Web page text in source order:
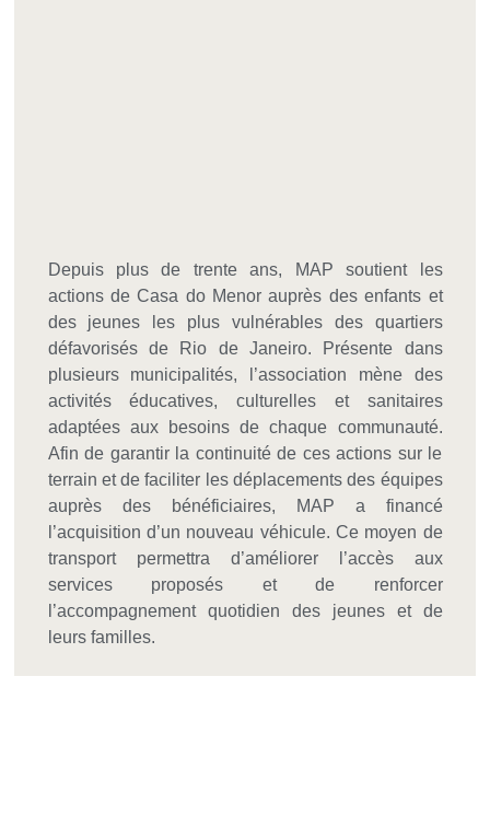
Depuis plus de trente ans, MAP soutient les
actions de Casa do Menor auprès des enfants et
des jeunes les plus vulnérables des quartiers
défavorisés de Rio de Janeiro. Présente dans
plusieurs municipalités, l’association mène des
activités éducatives, culturelles et sanitaires
adaptées aux besoins de chaque communauté.
Afin de garantir la continuité de ces actions sur le
terrain et de faciliter les déplacements des équipes
auprès des bénéficiaires, MAP a financé
l’acquisition d’un nouveau véhicule. Ce moyen de
transport permettra d’améliorer l’accès aux
services proposés et de renforcer
l’accompagnement quotidien des jeunes et de
leurs familles.